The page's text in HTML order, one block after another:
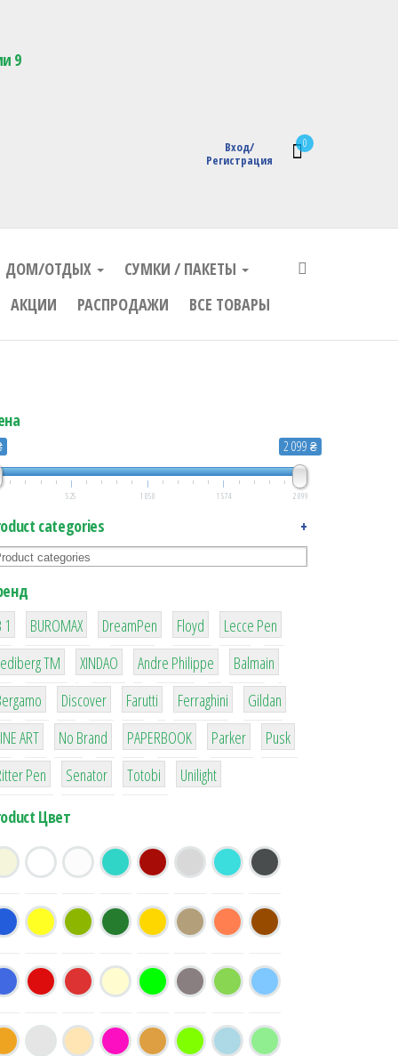
с логотипом
0
Вход/
Регистрация
9
ДОМ/ОТДЫХ
СУМКИ / ПАКЕТЫ
АКЦИИ РАСПРОДАЖИ ВСЕ ТОВАРЫ
2 099 ₴
525 1 050 1 574 2 099
categories +
1
1
BUROMAX
1
DreamPen
2
Floyd
2
Lecce Pen
3
ТМ
3
XINDAO
1
Andre Philippe
4
Balmain
26 64
Discover
299
Farutti
4
Ferraghini
42
Gildan
4
ART
90
No Brand
8
PAPERBOOK
6
Parker
2
Pusk
22
Pen
15
Senator
43
Totobi
1
Unilight
Цвет